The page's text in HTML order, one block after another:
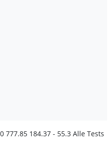
777.85 184.37 - 55.3 Alle Tests